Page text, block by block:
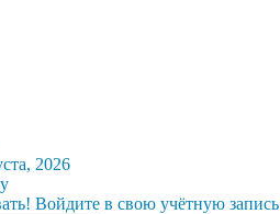
2026
Войдите в свою учётную запись